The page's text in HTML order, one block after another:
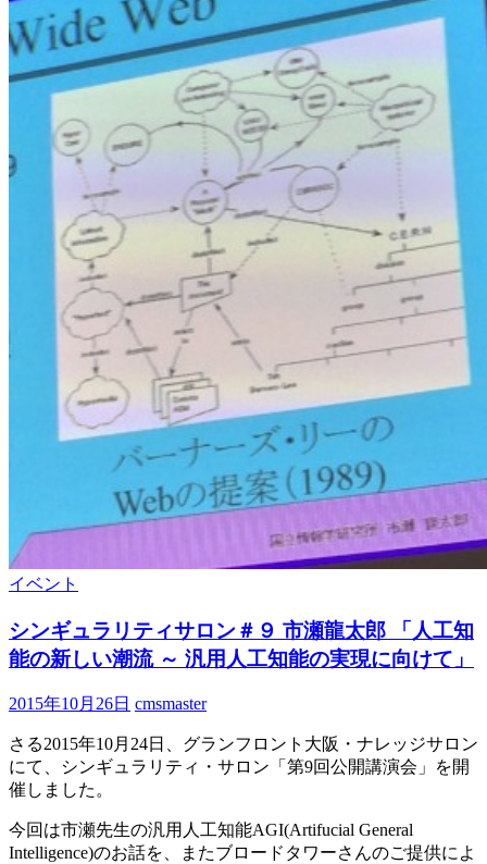
イベント
シンギュラリティサロン＃９ 市瀬龍太郎 「人工知
能の新しい潮流 ～ 汎用人工知能の実現に向けて」
2015年10月26日 cmsmaster
さる2015年10月24日、グランフロント大阪・ナレッジサロン
にて、シンギュラリティ・サロン「第9回公開講演会」を開
催しました。
今回は市瀬先生の汎用人工知能AGI(Artifucial General
Intelligence)のお話を、またブロードタワーさんのご提供によ